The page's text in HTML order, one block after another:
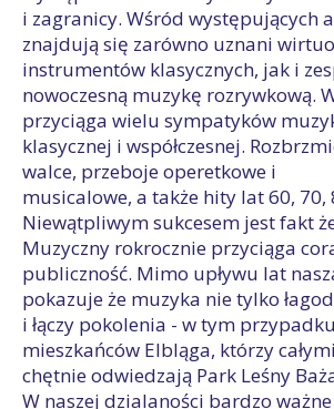
i zagranicy. Wśród występujących
znajdują się zarówno uznani
instrumentów klasycznych, jak i
nowoczesną muzykę rozrywkową.
przyciąga wielu sympatyków
klasycznej i współczesnej.
walce, przeboje operetkowe i
musicalowe, a także hity lat 60, 70,
Niewątpliwym sukcesem jest fakt
Muzyczny rokrocznie przyciąga
publiczność. Mimo upływu lat
pokazuje że muzyka nie tylko
i łączy pokolenia - w tym
mieszkańców Elbląga, którzy
chętnie odwiedzają Park Leśny
W naszej dzialaności bardzo